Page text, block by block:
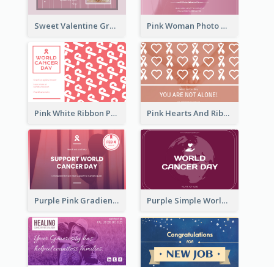
Sweet Valentine Greeting Card Design Ideas Pink Woman Photo World Cancer Day Greeting Card
Pink White Ribbon Patterns World Cancer Day Greeting Card Pink Hearts And Ribbon Patterns World Cancer Day Greeting Card
Purple Pink Gradient World Cancer Day Greeting Card Purple Simple World Cancer Day Greeting Card